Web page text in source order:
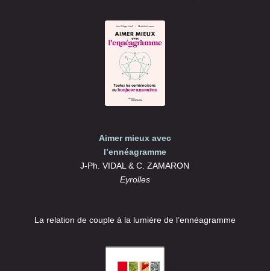
Aimer mieux avec
l’ennéagramme
J-Ph. VIDAL & C. ZAMARON
Eyrolles
La relation de couple à la lumière de l’ennéagramme